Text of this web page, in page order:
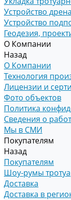
Устройство
Устройство
Геодезия,
О Компании
Назад
О Компании
Технология
Лицензии и
Фото объектов
Политика
Сведения о
Мы в СМИ
Покупателям
Назад
Покупателям
Шоу-румы
Доставка
Доставка в